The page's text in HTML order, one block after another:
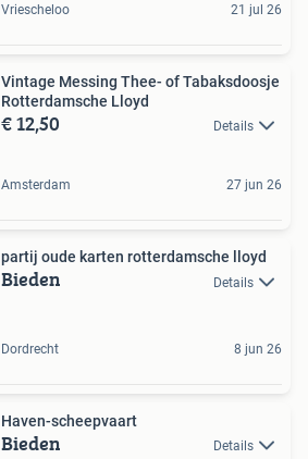
Vriescheloo 21 jul 26
Vintage Messing Thee- of Tabaksdoosje
Rotterdamsche Lloyd
€ 12,50 Details
Amsterdam 27 jun 26
partij oude karten rotterdamsche lloyd
Bieden Details
Dordrecht 8 jun 26
Haven-scheepvaart
Bieden Details